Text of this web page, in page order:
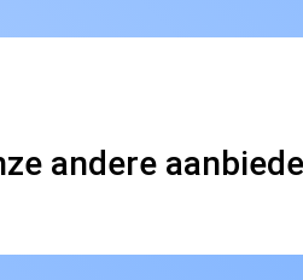
andere